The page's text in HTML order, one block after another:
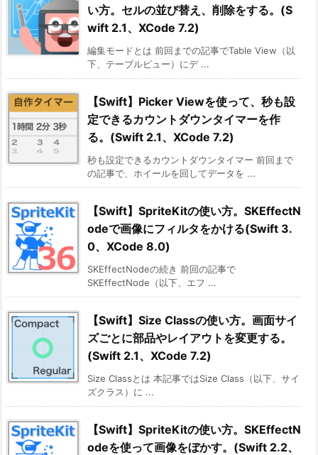
い方。セルの並び替え、削除をする。(S
wift 2.1、XCode 7.2)
編集モードとは 前回までの記事でTable View（以
下、テーブルビュー）にデ ...
【Swift】Picker Viewを使って、秒も設
定できるカウントダウンタイマーを作
る。(Swift 2.1、XCode 7.2)
秒も設定できるカウントダウンタイマー 前回まで
の記事で、ホイールを回してデータを ...
【Swift】SpriteKitの使い方。SKEffectN
odeで画像にフィルタをかける(Swift 3.
0、XCode 8.0)
SKEffectNodeの続き 前回の記事で
SKEffectNode（以下、エフ ...
【Swift】Size Classの使い方。画面サイ
ズごとに部品やレイアウトを変更する。
(Swift 2.1、XCode 7.2)
Size Classとは 本記事ではSize Class（以下、サイ
ズクラス）に ...
【Swift】SpriteKitの使い方。SKEffectN
odeを使って画像をぼかす。(Swift 2.2、